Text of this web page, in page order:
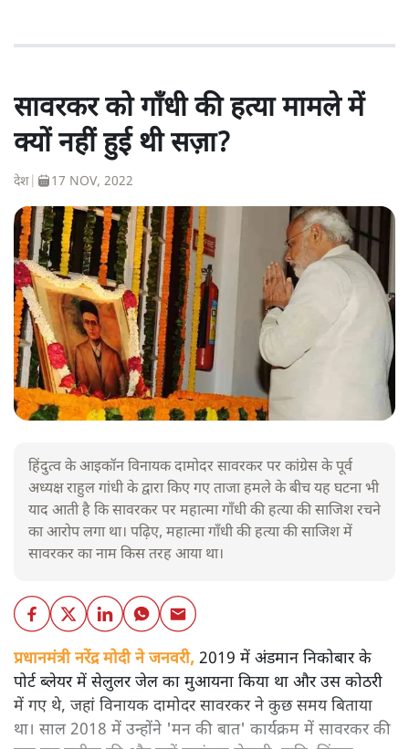
सावरकर को गाँधी की हत्या मामले में
क्यों नहीं हुई थी सज़ा?
देश 17 NOV, 2022
हिंदुत्व के आइकॉन विनायक दामोदर सावरकर पर कांग्रेस के पूर्व
अध्यक्ष राहुल गांधी के द्वारा किए गए ताजा हमले के बीच यह घटना भी
याद आती है कि सावरकर पर महात्मा गाँधी की हत्या की साजिश रचने
का आरोप लगा था। पढ़िए, महात्मा गाँधी की हत्या की साजिश में
सावरकर का नाम किस तरह आया था।
प्रधानमंत्री नरेंद्र मोदी ने जनवरी, 2019 में अंडमान निकोबार के
पोर्ट ब्लेयर में सेलुलर जेल का मुआयना किया था और उस कोठरी
में गए थे, जहां विनायक दामोदर सावरकर ने कुछ समय बिताया
था। साल 2018 में उन्होंने 'मन की बात' कार्यक्रम में सावरकर की